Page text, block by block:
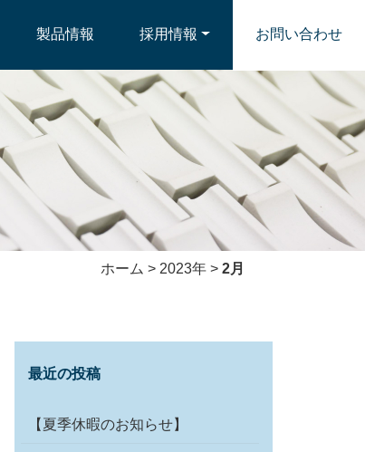
製品情報 採用情報 お問い合わせ
ホーム > 2023年 > 2月
最近の投稿
【夏季休暇のお知らせ】